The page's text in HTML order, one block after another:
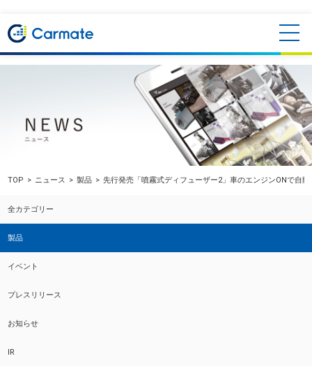
TOP ニュース 製品 先行発売「噴霧式ディフューザー2」車のエンジンONで自
全カテゴリー
製品
イベント
プレスリリース
お知らせ
IR